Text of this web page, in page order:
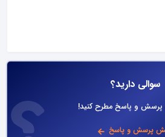
سوالی دارید؟
و پاسخ مطرح کنید!
پرسش و پاسخ